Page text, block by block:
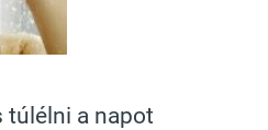
túlélni a napot